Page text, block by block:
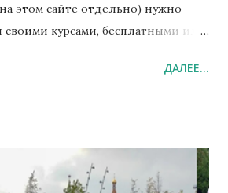
этом сайте отдельно) нужно
своими курсами, бесплатными или
обогатить теоретическими и
платформы Stepik ,
использовать в своём
ДАЛЕЕ...